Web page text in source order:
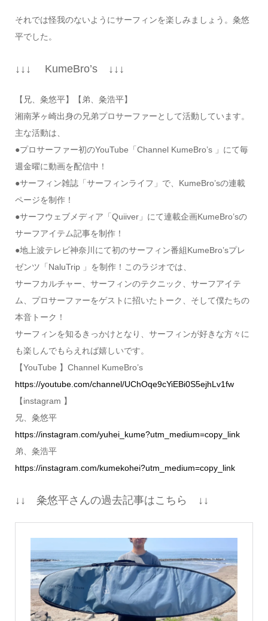
それでは怪我のないようにサーフィンを楽しみましょう。粂悠
平でした。
↓↓↓ KumeBro’s ↓↓↓
【兄、粂悠平】【弟、粂浩平】
湘南茅ヶ崎出身の兄弟プロサーファーとして活動しています。
主な活動は、
●プロサーファー初のYouTube「Channel KumeBro’s 」にて毎
週金曜に動画を配信中！
●サーフィン雑誌「サーフィンライフ」で、KumeBro’sの連載
ページを制作！
●サーフウェブメディア「Quiiver」にて連載企画KumeBro’sの
サーフアイテム記事を制作！
●地上波テレビ神奈川にて初のサーフィン番組KumeBro’sプレ
ゼンツ「NaluTrip 」を制作！このラジオでは、
サーフカルチャー、サーフィンのテクニック、サーフアイテ
ム、プロサーファーをゲストに招いたトーク、そして僕たちの
本音トーク！
サーフィンを知るきっかけとなり、サーフィンが好きな方々に
も楽しんでもらえれば嬉しいです。
【YouTube 】Channel KumeBro’s
https://youtube.com/channel/UChOqe9cYiEBi0S5ejhLv1fw
【instagram 】
兄、粂悠平
https://instagram.com/yuhei_kume?utm_medium=copy_link
弟、粂浩平
https://instagram.com/kumekohei?utm_medium=copy_link
↓↓ 粂悠平さんの過去記事はこちら ↓↓